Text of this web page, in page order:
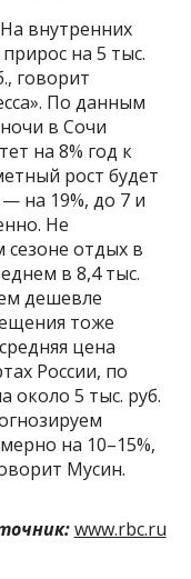
внутренних
на 5 тыс.
говорит
По данным
в Сочи
на 8% год к
рост будет
на 19%, до 7 и
Не
отдых в
в 8,4 тыс.
дешевле
тоже
цена
России, по
около 5 тыс. руб.
на 10–15%,
Мусин.
www.rbc.ru